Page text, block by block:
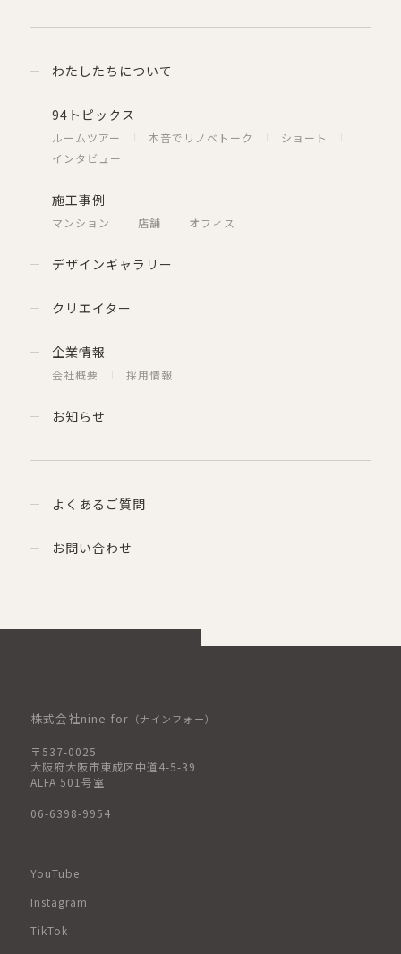
わたしたちについて
94トピックス
ルームツアー 本音でリノベトーク
ショート
インタビュー
施工事例
マンション 店舗 オフィス
デザインギャラリー
クリエイター
企業情報
会社概要 採用情報
お知らせ
よくあるご質問
お問い合わせ
株式会社nine for （ナインフォー）
〒537-0025
大阪府大阪市東成区中道4-5-39
ALFA 501号室
06-6398-9954
YouTube
Instagram
TikTok